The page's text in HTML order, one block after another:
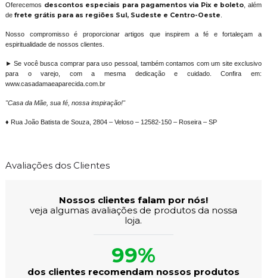
Oferecemos descontos especiais para pagamentos via Pix e boleto , além
de frete grátis para as regiões Sul, Sudeste e Centro-Oeste
Nosso compromisso é proporcionar artigos que inspirem a fé e fortaleçam a
espiritualidade de nossos clientes.
► Se você busca comprar para uso pessoal, também contamos com um site exclusivo
para o varejo, com a mesma dedicação e cuidado. Confira em:
www.casadamaeaparecida.com.br
"Casa da Mãe, sua fé, nossa inspiração!"
♦ Rua João Batista de Souza, 2804 – Veloso – 12582-150 – Roseira – SP
Avaliações dos Clientes
Nossos clientes falam por nós!
veja algumas avaliações de produtos da nossa
loja.
99%
dos clientes recomendam nossos produtos